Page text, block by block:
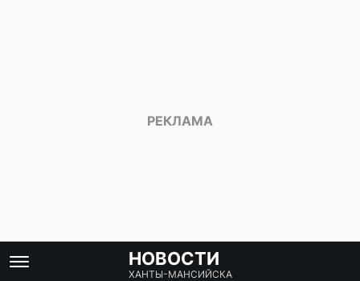
НОВОСТИ
ХАНТЫ-МАНСИЙСКА